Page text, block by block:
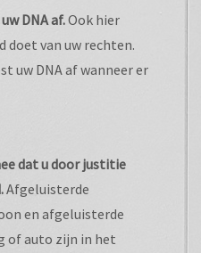
DNA af.Ook hier
doet van uw rechten.
uw DNA af wanneer er
dat u door justitie
Afgeluisterde
en afgeluisterde
of auto zijn in het